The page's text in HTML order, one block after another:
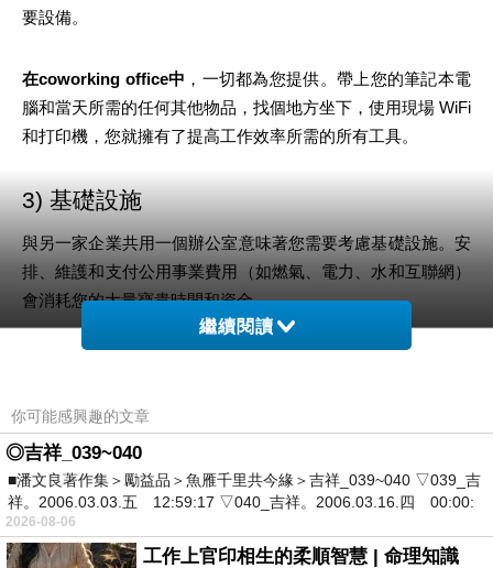
要設備。
在coworking office中 ，一切都為您提供。帶上您的筆記本電
腦和當天所需的任何其他物品，找個地方坐下，使用現場 WiFi
和打印機，您就擁有了提高工作效率所需的所有工具。
3) 基礎設施
與另一家企業共用一個辦公室意味著您需要考慮基礎設施。安
排、維護和支付公用事業費用（如燃氣、電力、水和互聯網）
會消耗您的大量寶貴時間和資金。
4) 開銷
如果您選擇共用一個辦公室，您將負責維持業務運轉的管理費
用。您必須為 IT 支持、裝修、維修、維護和清潔等服務進行
預算。這可能會嚴重影響您的營運資金。
繼續閱讀
你可能感興趣的文章
◎吉祥_039~040
■潘文良著作集＞勵益品＞魚雁千里共今緣＞吉祥_039~040 ▽039_吉
祥。2006.03.03.五 12:59:17 ▽040_吉祥。2006.03.16.四 00:00:
2026-08-06
工作上官印相生的柔順智慧 | 命理知識